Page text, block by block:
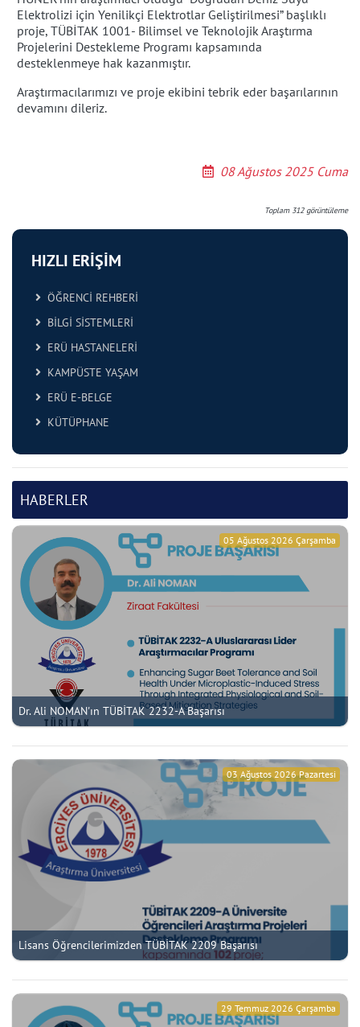
HIZLI ERİŞİM
ÖĞRENCİ REHBERİ
BİLGİ SİSTEMLERİ
ERÜ HASTANELERİ
KAMPÜSTE YAŞAM
ERÜ E-BELGE
KÜTÜPHANE
HABERLER
Dr. Ali NOMAN'ın TÜBİTAK 2232-A Başarısı
05 Ağustos 2026 Çarşamba
Lisans Öğrencilerimizden TÜBİTAK 2209 Başarısı
03 Ağustos 2026 Pazartesi
29 Temmuz 2026 Çarşamba
Elektrolizi için Yenilikçi Elektrotlar Geliştirilmesi” başlıklı
proje, TÜBİTAK 1001- Bilimsel ve Teknolojik Araştırma
Projelerini Destekleme Programı kapsamında
desteklenmeye hak kazanmıştır.
Araştırmacılarımızı ve proje ekibini tebrik eder başarılarının
devamını dileriz.
08 Ağustos 2025 Cuma
Toplam 312görüntüleme